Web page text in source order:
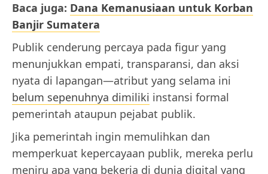
Baca juga: Dana Kemanusiaan untuk Korban
Banjir Sumatera
Publik cenderung percaya pada figur yang
menunjukkan empati, transparansi, dan aksi
nyata di lapangan—atribut yang selama ini
belum sepenuhnya dimiliki instansi formal
pemerintah ataupun pejabat publik.
Jika pemerintah ingin memulihkan dan
memperkuat kepercayaan publik, mereka perlu
meniru apa yang bekerja di dunia digital yang